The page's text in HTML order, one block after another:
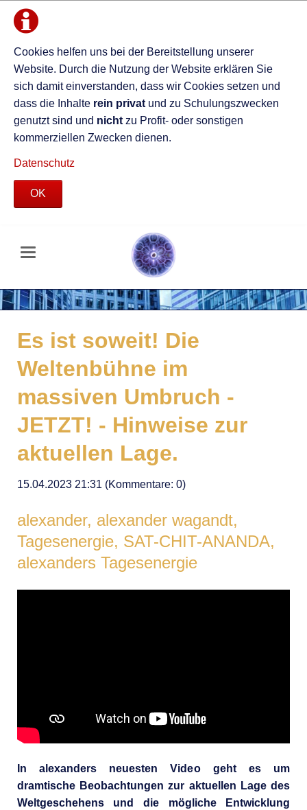
Cookies helfen uns bei der Bereitstellung unserer
Website. Durch die Nutzung der Website erklären Sie
sich damit einverstanden, dass wir Cookies setzen und
dass die Inhalte rein privat und zu Schulungszwecken
genutzt sind und nicht zu Profit- oder sonstigen
kommerziellen Zwecken dienen.
Datenschutz
OK
Es ist soweit! Die
Weltenbühne im
massiven Umbruch -
JETZT! - Hinweise zur
aktuellen Lage.
15.04.2023 21:31(Kommentare: 0)
alexander, alexander wagandt,
Tagesenergie, SAT-CHIT-ANANDA,
alexanders Tagesenergie
In alexanders neuesten Video geht es um
dramtische Beobachtungen zur aktuellen Lage des
Weltgeschehens und die mögliche Entwicklung